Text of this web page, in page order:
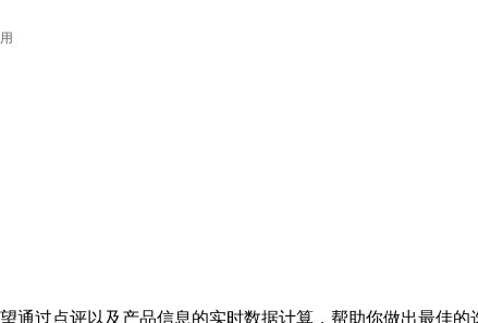
通过点评以及产品信息的实时数据计算，帮助你做出最佳的